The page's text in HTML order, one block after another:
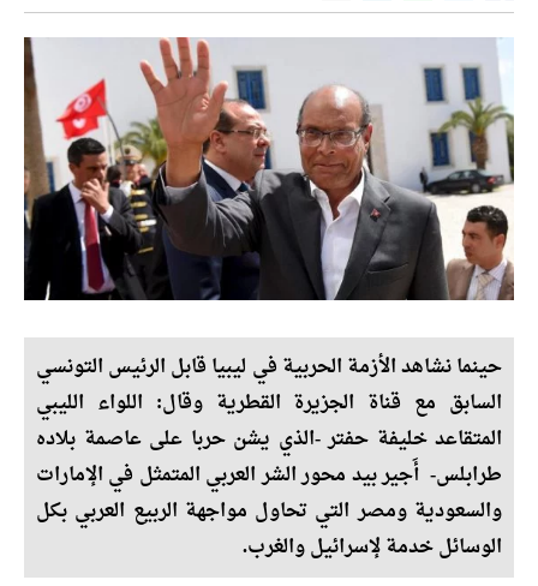
حينما نشاهد الأزمة الحربية في ليبيا قابل الرئيس التونسي
السابق مع قناة الجزيرة القطرية وقال: اللواء الليبي
المتقاعد خليفة حفتر -الذي يشن حربا على عاصمة بلاده
طرابلس- أَجير بيد محور الشر العربي المتمثل في الإمارات
والسعودية ومصر التي تحاول مواجهة الربيع العربي بكل
الوسائل خدمة لإسرائيل والغرب.